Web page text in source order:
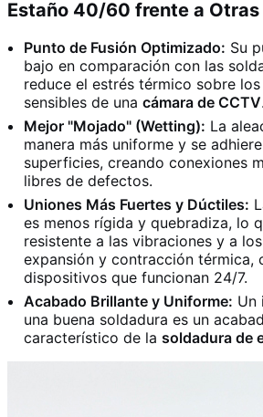
Estaño 40/60 frente a
Punto de Fusión Optimizado: Su
bajo en comparación con las
reduce el estrés térmico sobre
sensibles de una cámara de CCTV.
Mejor "Mojado" (Wetting): La
manera más uniforme y se
superficies, creando conexiones
libres de defectos.
Uniones Más Fuertes y Dúctiles:
es menos rígida y quebradiza, lo
resistente a las vibraciones y a
expansión y contracción térmica,
dispositivos que funcionan 24/7.
Acabado Brillante y Uniforme: Un
una buena soldadura es un
característico de la soldadura de